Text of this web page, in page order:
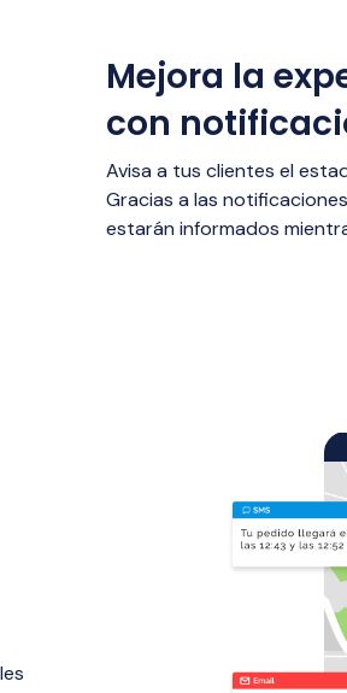
Mejora la
con
Avisa a tus clientes el
Gracias a las
estarán informados